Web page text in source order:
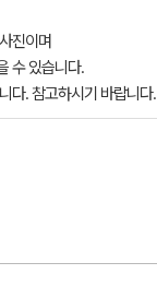
진이며
수 있습니다.
다. 참고하시기 바랍니다.